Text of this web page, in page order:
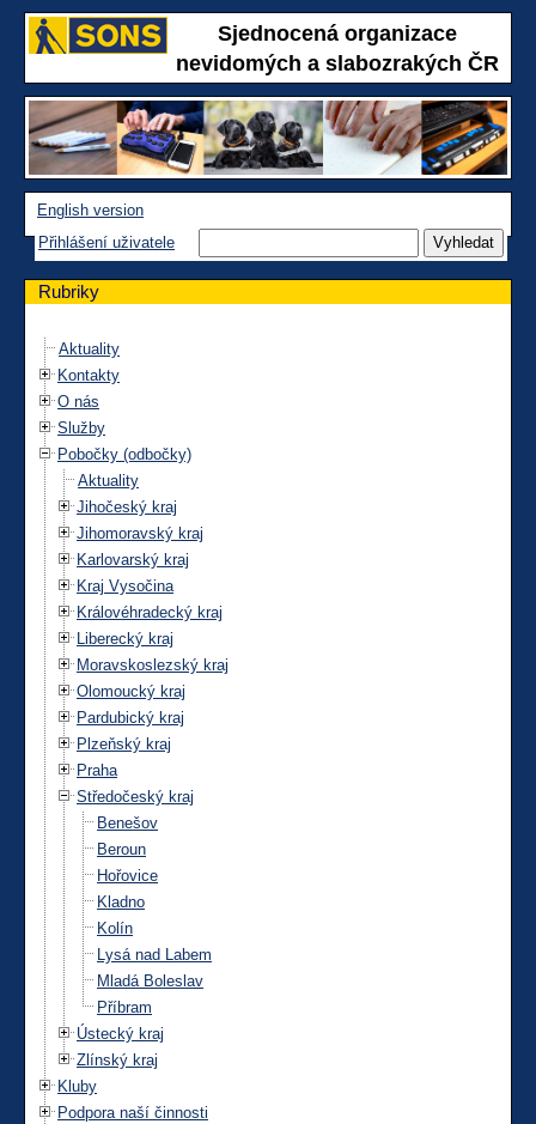
Sjednocená organizace
nevidomých a slabozrakých ČR
English version
Přihlášení uživatele
Rubriky
Aktuality
Kontakty
O nás
Služby
Pobočky (odbočky)
Aktuality
Jihočeský kraj
Jihomoravský kraj
Karlovarský kraj
Kraj Vysočina
Královéhradecký kraj
Liberecký kraj
Moravskoslezský kraj
Olomoucký kraj
Pardubický kraj
Plzeňský kraj
Praha
Středočeský kraj
Benešov
Beroun
Hořovice
Kladno
Kolín
Lysá nad Labem
Mladá Boleslav
Příbram
Ústecký kraj
Zlínský kraj
Kluby
Podpora naší činnosti